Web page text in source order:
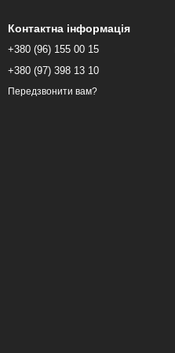
Контактна інформація
+380 (96) 155 00 15
+380 (97) 398 13 10
Передзвонити вам?